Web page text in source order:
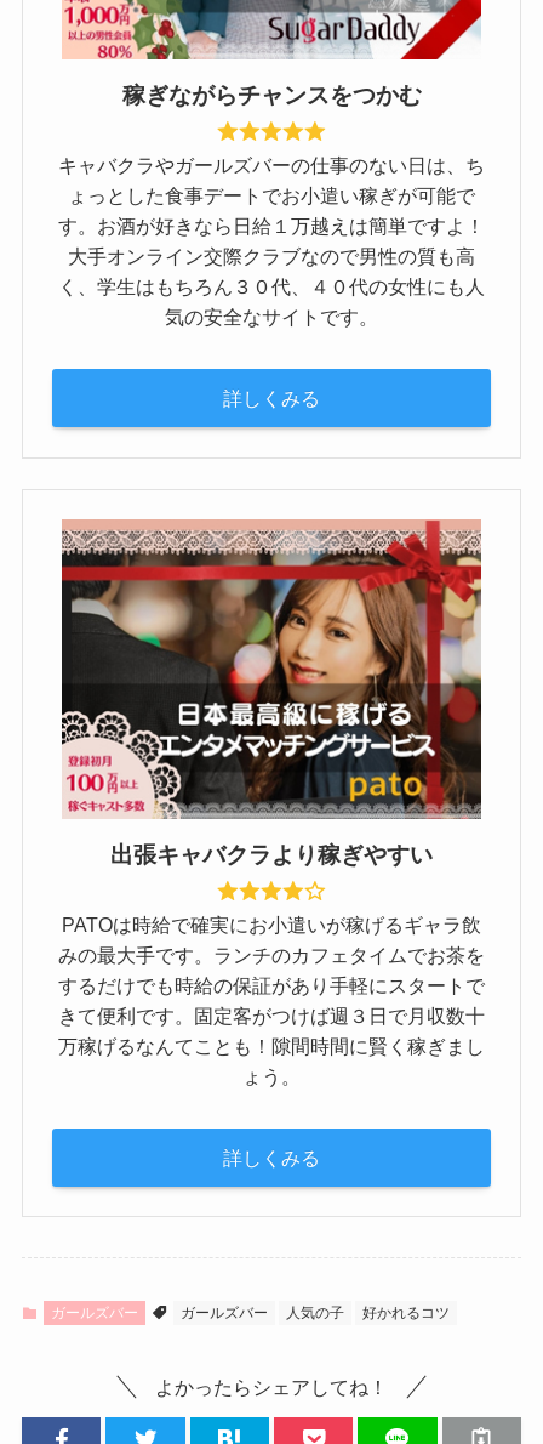
稼ぎながらチャンスをつかむ
キャバクラやガールズバーの仕事のない日は、ち
ょっとした食事デートでお小遣い稼ぎが可能で
す。お酒が好きなら日給１万越えは簡単ですよ！
大手オンライン交際クラブなので男性の質も高
く、学生はもちろん３０代、４０代の女性にも人
気の安全なサイトです。
詳しくみる
出張キャバクラより稼ぎやすい
PATOは時給で確実にお小遣いが稼げるギャラ飲
みの最大手です。ランチのカフェタイムでお茶を
するだけでも時給の保証があり手軽にスタートで
きて便利です。固定客がつけば週３日で月収数十
万稼げるなんてことも！隙間時間に賢く稼ぎまし
ょう。
詳しくみる
ガールズバー ガールズバー 人気の子 好かれるコツ
よかったらシェアしてね！